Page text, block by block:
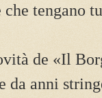
tengano
de «Il
da anni